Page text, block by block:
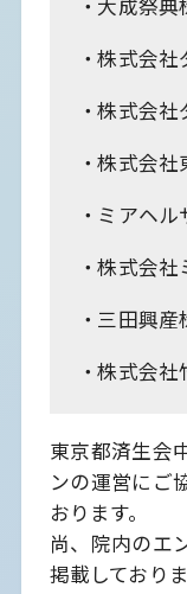
大成祭典
株式会社
株式会社
株式会社
ミアヘル
株式会社
三田興産
株式会社
東京都済生会
ンの運営にご
おります。
尚、院内のエ
掲載しており